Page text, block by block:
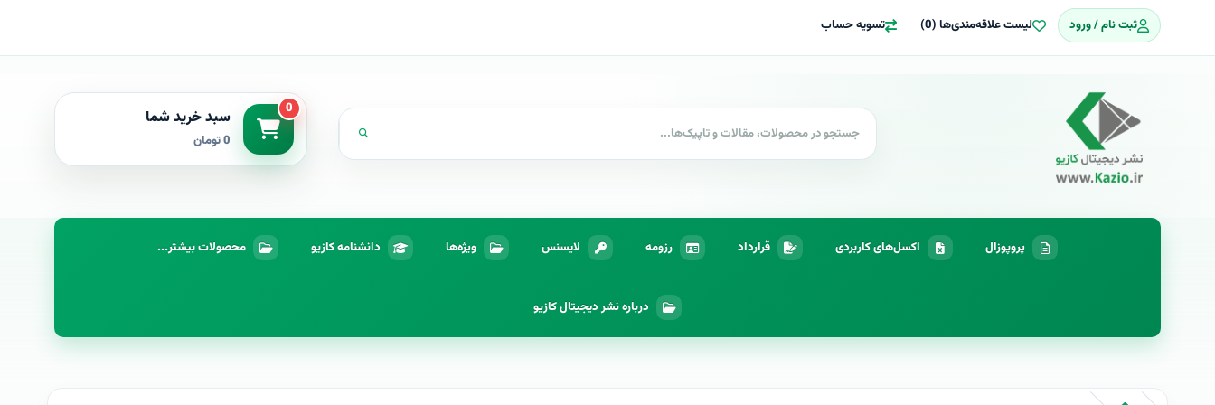
ثبت نام / ورود لیست علاقه‌مندی‌ها (0) تسویه حساب
0 سبد خرید شما
0 تومان
پروپوزال اکسل‌های کاربردی قرارداد رزومه لایسنس ویژه‌ها دانشنامه کازیو محصولات بیشتر...
درباره نشر دیجیتال کازیو